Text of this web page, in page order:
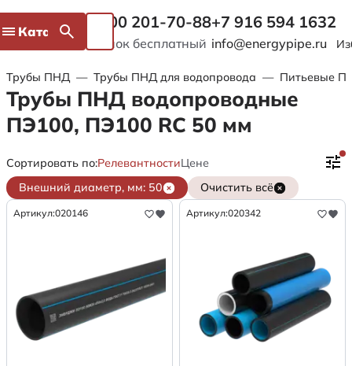
Каталог 8 800 201-70-88
Звонок бесплатный
+7 916 594 1632
info@energypipe.ru
Трубы ПНД — Трубы ПНД для водопровода — Питьевые
Трубы ПНД водопроводные
ПЭ100, ПЭ100 RC 50 мм
Сортировать по:РелевантностиЦене
Внешний диаметр, мм: 50
Очистить всё
Артикул:020146 Артикул:020342